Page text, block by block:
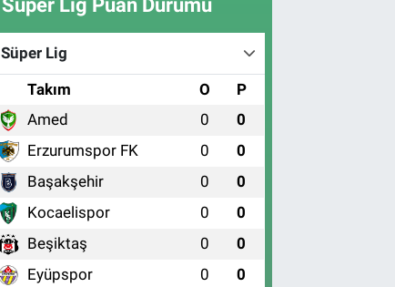
Süper Lig Puan Durumu
Süper Lig
Takım O P
Amed 0 0
Erzurumspor FK 0 0
Başakşehir 0 0
Kocaelispor 0 0
Beşiktaş 0 0
Eyüpspor 0 0